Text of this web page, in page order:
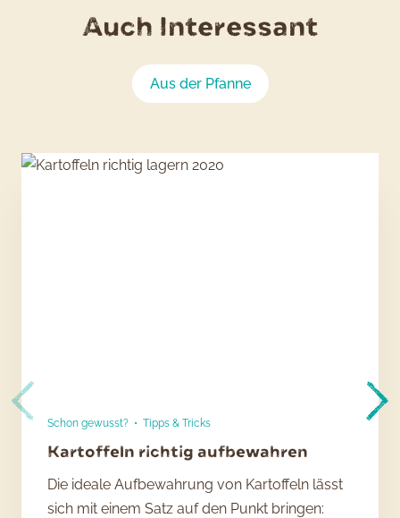
Auch Interessant
Aus der Pfanne
Schon gewusst? • Tipps & Tricks
Kartoffeln richtig aufbewahren
Die ideale Aufbewahrung von Kartoffeln lässt
sich mit einem Satz auf den Punkt bringen: